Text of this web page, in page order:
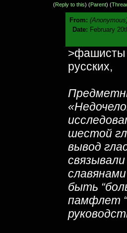
(Reply to this) (Parent) (
From:
Date: February
>фашисты
русских,
шестой
вывод
быть
памфлет